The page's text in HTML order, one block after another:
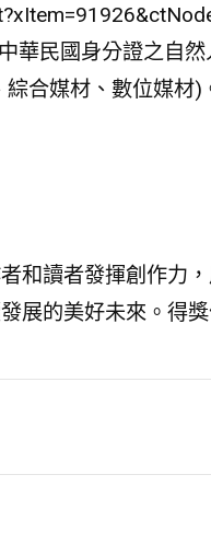
華民國身分證之自然
合媒材、數位媒材)
和讀者發揮創作力
展的美好未來。得